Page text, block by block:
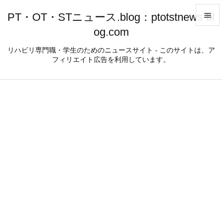
PT・OT・STニュース.blog：ptotstnews-bl
og.com
リハビリ専門職・学生のためのニュースサイト - このサイトは、ア
フィリエイト広告を利用しています。
